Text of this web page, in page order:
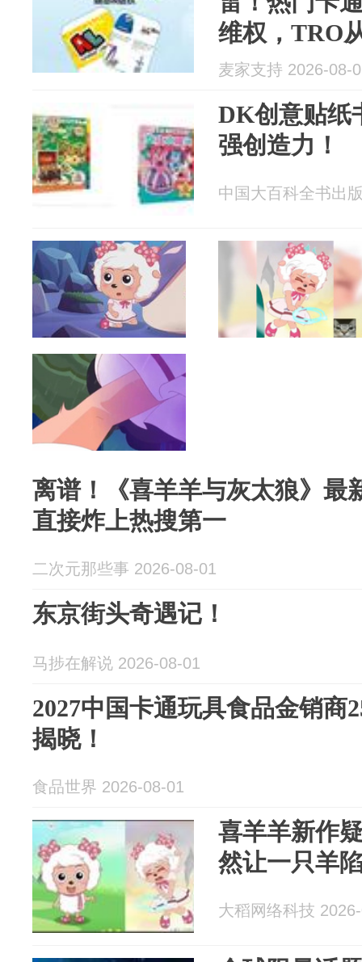
维权，TRO
麦家支持 2026-08-
DK创意贴纸
强创造力！
中国大百科全书出
离谱！《喜羊羊与灰太狼》最
直接炸上热搜第一
二次元那些事 2026-08-01
东京街头奇遇记！
马捗在解说 2026-08-01
2027中国卡通玩具食品金销商
揭晓！
食品世界 2026-08-01
喜羊羊新作
然让一只羊
大稻网络科技